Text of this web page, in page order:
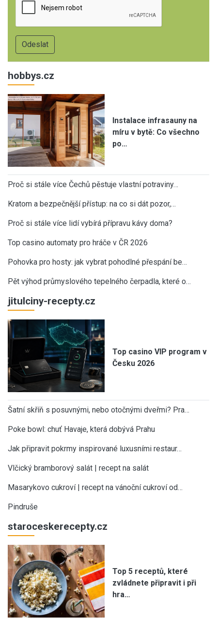
hobbys.cz
Instalace infrasauny na
míru v bytě: Co všechno
po…
Proč si stále více Čechů pěstuje vlastní potraviny…
Kratom a bezpečnější přístup: na co si dát pozor,…
Proč si stále více lidí vybírá přípravu kávy doma?
Top casino automaty pro hráče v ČR 2026
Pohovka pro hosty: jak vybrat pohodlné přespání be…
Pět výhod průmyslového tepelného čerpadla, které o…
jitulciny-recepty.cz
Top casino VIP program v
Česku 2026
Šatní skříň s posuvnými, nebo otočnými dveřmi? Pra…
Poke bowl: chuť Havaje, která dobývá Prahu
Jak připravit pokrmy inspirované luxusními restaur…
Vlčický bramborový salát | recept na salát
Masarykovo cukroví | recept na vánoční cukroví od…
Pindruše
staroceskerecepty.cz
Top 5 receptů, které
zvládnete připravit i při
hra…